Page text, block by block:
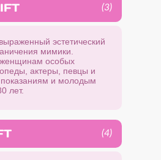
(3)
(4)
эстетический
мимики.
женщинам особых
актеры, певцы и
показаниям и молодым
лет.